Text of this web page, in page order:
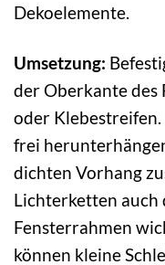
Dekoelemente.
Umsetzung:
der Oberkante des
oder Klebestreifen.
frei
dichten Vorhang
Lichterketten auch
Fensterrahmen
können kleine